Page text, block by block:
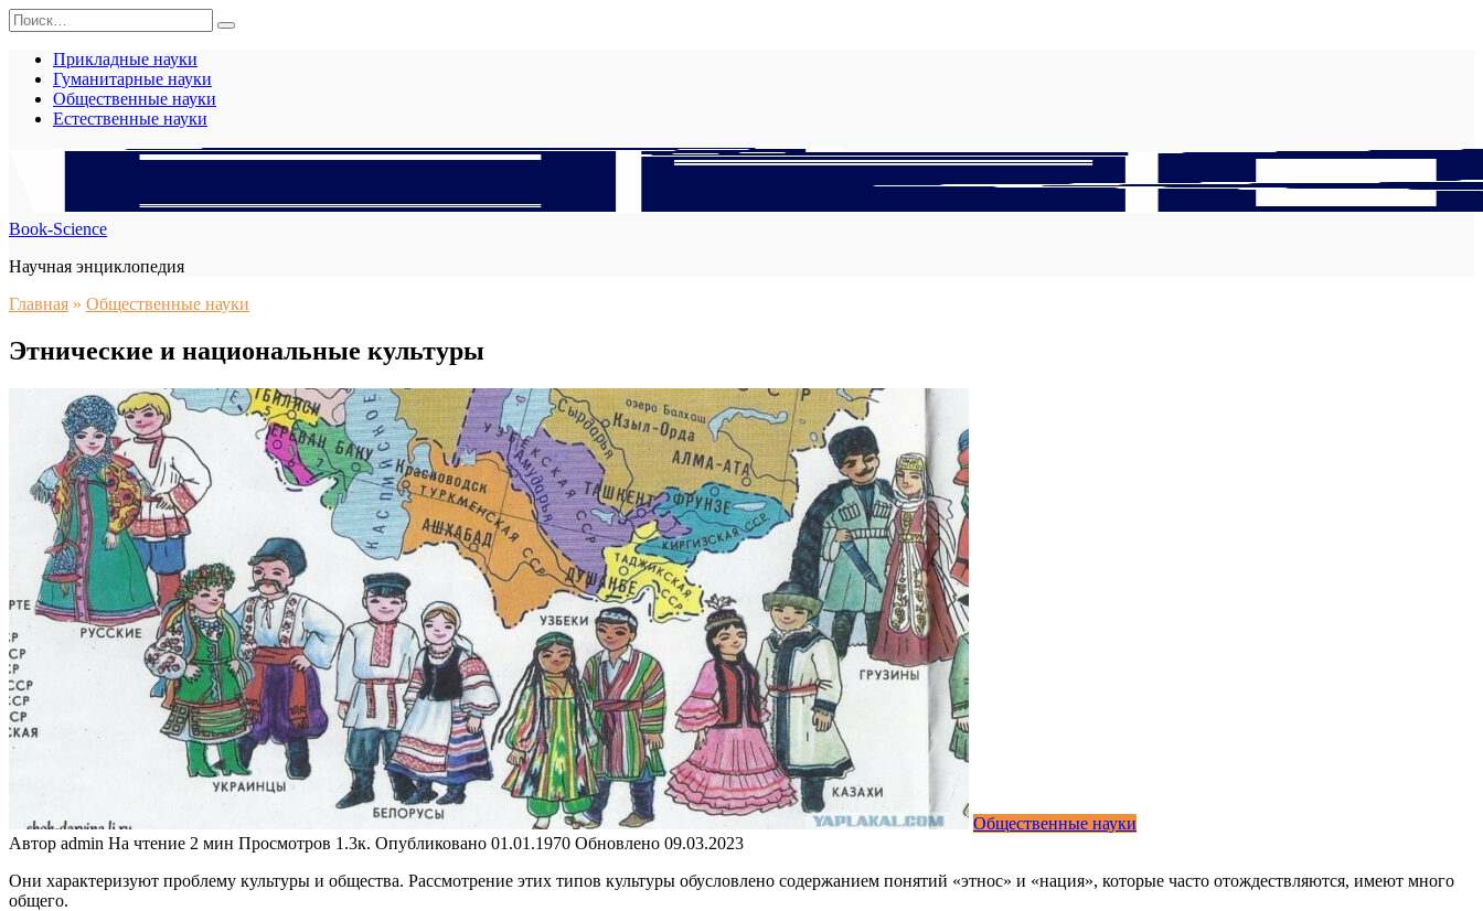
Перейти
к
содержанию
Search
for:
Прикладные науки
Гуманитарные науки
Общественные науки
Естественные науки
Book-Science
Научная энциклопедия
Главная » Общественные науки
Этнические и национальные культуры
Общественные науки
Автор admin На чтение 2 мин Просмотров 1.3к. Опубликовано 01.01.1970 Обновлено 09.03.2023
Они характеризуют проблему культуры и общества. Рас­смотрение этих типов культуры обусловлено содержанием по­нятий «этнос» и «нация», которые часто отождествляются, име­ют много
общего.